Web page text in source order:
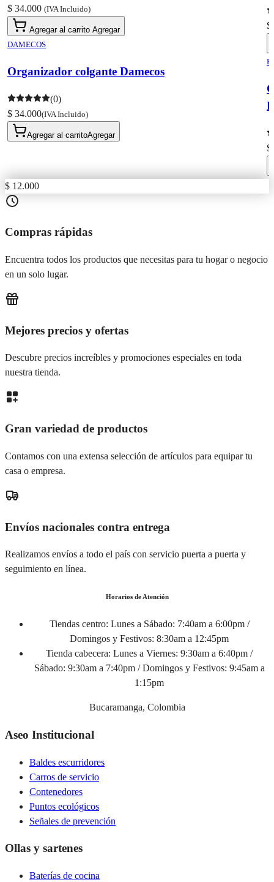
$ 34.000 (IVA Incluido)
Agregar al carrito Agregar
DAMECOS
Organizador colgante Damecos
(0)
$ 34.000(IVA Incluido)
Agregar al carritoAgregar
$
$
$ 12.000
Compras rápidas
Encuentra todos los productos que necesitas para tu hogar o negocio
en un solo lugar.
Mejores precios y ofertas
Descubre precios increíbles y promociones especiales en toda
nuestra tienda.
Gran variedad de productos
Contamos con una extensa selección de artículos para equipar tu
casa o empresa.
Envíos nacionales contra entrega
Realizamos envíos a todo el país con servicio puerta a puerta y
seguimiento en línea.
Horarios de Atención
Tiendas centro: Lunes a Sábado: 7:40am a 6:00pm /
Domingos y Festivos: 8:30am a 12:45pm
Tienda cabecera: Lunes a Viernes: 9:30am a 6:40pm /
Sábado: 9:30am a 7:40pm / Domingos y Festivos: 9:45am a
1:15pm
Bucaramanga, Colombia
Aseo Institucional
Baldes escurridores
Carros de servicio
Contenedores
Puntos ecológicos
Señales de prevención
Ollas y sartenes
Baterías de cocina